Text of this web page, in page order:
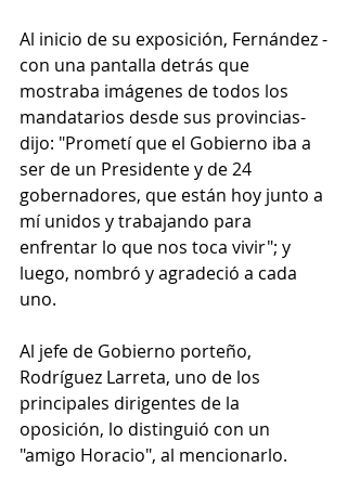
Al inicio de su exposición, Fernández -
con una pantalla detrás que
mostraba imágenes de todos los
mandatarios desde sus provincias-
dijo: "Prometí que el Gobierno iba a
ser de un Presidente y de 24
gobernadores, que están hoy junto a
mí unidos y trabajando para
enfrentar lo que nos toca vivir"; y
luego, nombró y agradeció a cada
uno.
Al jefe de Gobierno porteño,
Rodríguez Larreta, uno de los
principales dirigentes de la
oposición, lo distinguió con un
"amigo Horacio", al mencionarlo.